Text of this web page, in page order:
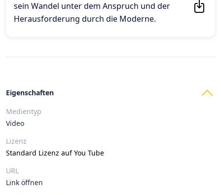
sein Wandel unter dem Anspruch und der
Herausforderung durch die Moderne.
Eigenschaften
Medientyp
Video
Lizenz
Standard Lizenz auf You Tube
URL
Link öffnen